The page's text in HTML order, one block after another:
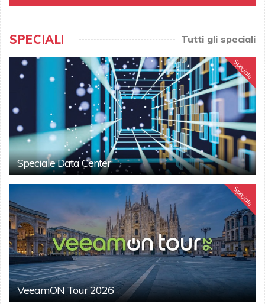
SPECIALI Tutti gli speciali
Speciale
Speciale Data Center
Speciale
VeeamON Tour 2026